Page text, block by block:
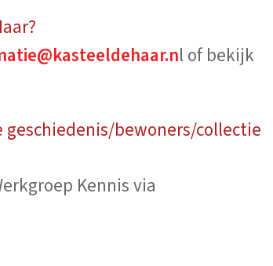
l of bekijk
bewoners/collectie
Kennis via